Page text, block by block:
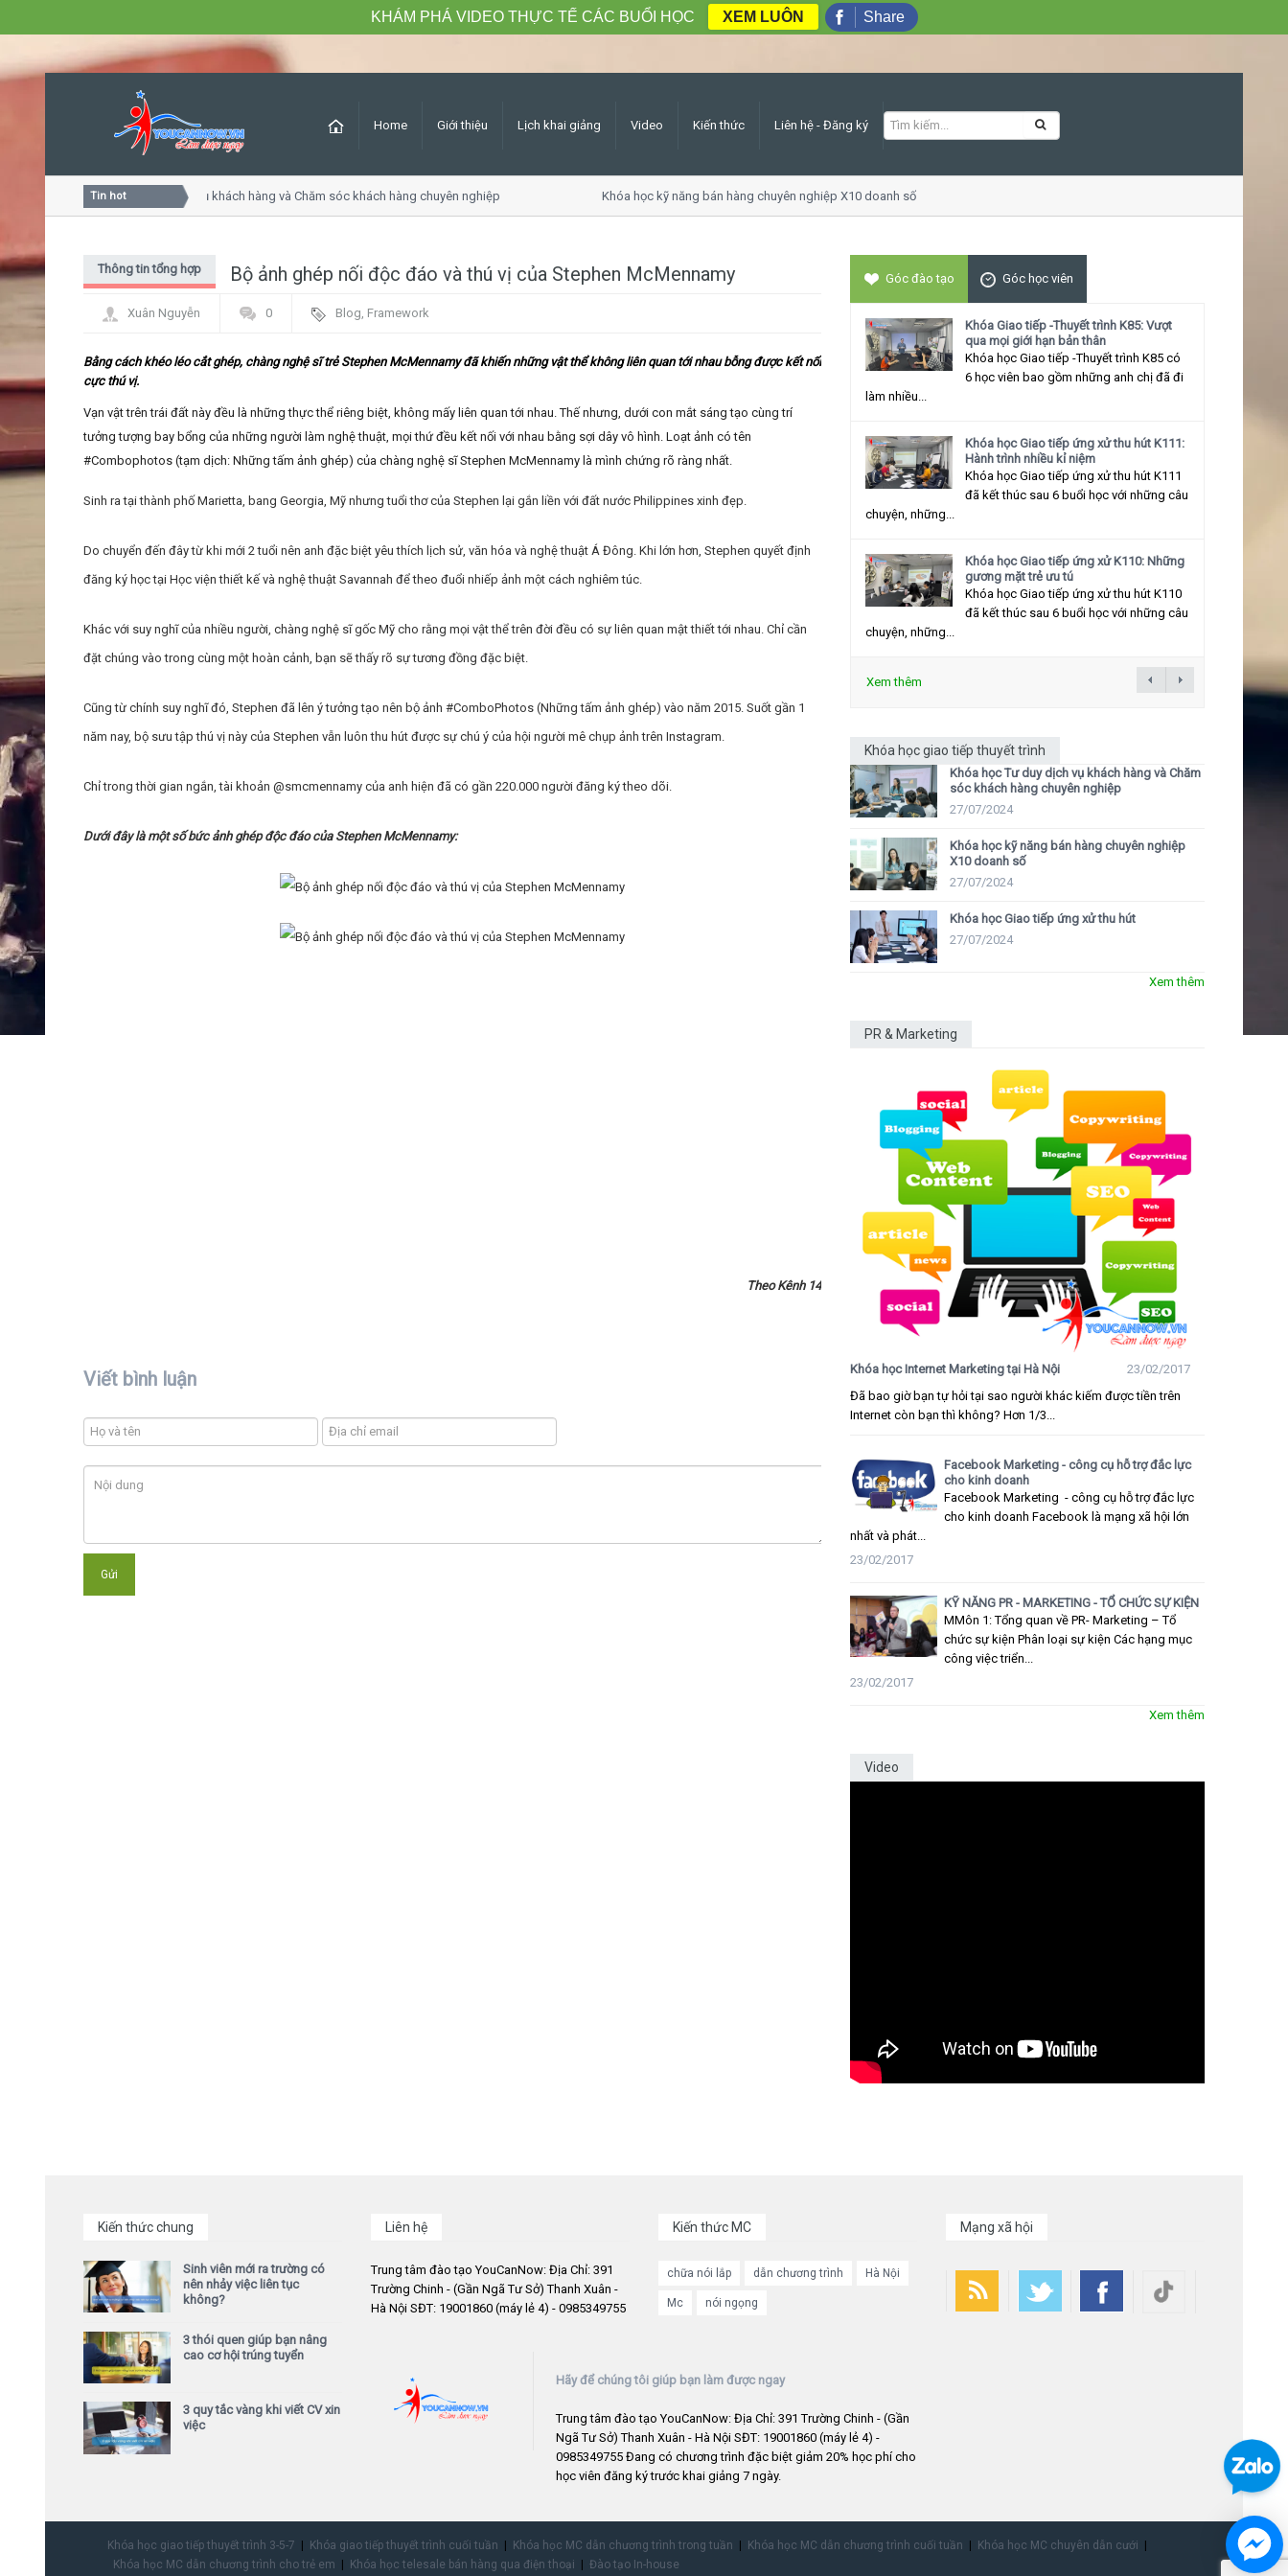
Home Giới thiệu Lịch khai giảng Video Kiến thức Liên hệ - Đăng ký
Tin hot
Khóa học Tư duy dịch vụ khách hàng và Chăm sóc khách hàng chuyên nghiệp Khóa học kỹ năng bán hàng chuyên nghiệp X10 doanh số
Bộ ảnh ghép nối độc đáo và thú vị của Stephen McMennamy
Thông tin tổng hợp
Xuân Nguyễn 0 Blog, Framework
Bằng cách khéo léo cắt ghép, chàng nghệ sĩ trẻ Stephen McMennamy đã khiến những vật thể không liên quan tới nhau bỗng được kết nối
cực thú vị.
Vạn vật trên trái đất này đều là những thực thể riêng biệt, không mấy liên quan tới nhau. Thế nhưng, dưới con mắt sáng tạo cùng trí
tưởng tượng bay bổng của những người làm nghệ thuật, mọi thứ đều kết nối với nhau bằng sợi dây vô hình. Loạt ảnh có tên
#Combophotos (tạm dịch: Những tấm ảnh ghép) của chàng nghệ sĩStephen McMennamy là mình chứng rõ ràng nhất.
Sinh ra tại thành phố Marietta, bang Georgia, Mỹ nhưng tuổi thơ của Stephen lại gắn liền với đất nước Philippines xinh đẹp.
Do chuyển đến đây từ khi mới 2 tuổi nên anh đặc biệt yêu thích lịch sử, văn hóa và nghệ thuật Á Đông. Khi lớn hơn, Stephen quyết định
đăng ký học tại Học viện thiết kế và nghệ thuật Savannah để theo đuổi nhiếp ảnh một cách nghiêm túc.
Khác với suy nghĩ của nhiều người, chàng nghệ sĩ gốc Mỹ cho rằng mọi vật thể trên đời đều có sự liên quan mật thiết tới nhau. Chỉ cần
đặt chúng vào trong cùng một hoàn cảnh, bạn sẽ thấy rõ sự tương đồng đặc biệt.
Cũng từ chính suy nghĩ đó, Stephen đã lên ý tưởng tạo nên bộ ảnh #ComboPhotos (Những tấm ảnh ghép) vào năm 2015. Suốt gần 1
năm nay, bộ sưu tập thú vị này của Stephen vẫn luôn thu hút được sự chú ý của hội người mê chụp ảnh trên Instagram.
Chỉ trong thời gian ngắn, tài khoản @smcmennamy của anh hiện đã có gần 220.000 người đăng ký theo dõi.
Dưới đây là một số bức ảnh ghép độc đáo của Stephen McMennamy:
Theo Kênh 14
Viết bình luận
Góc đào tạo Góc học viên
Khóa Giao tiếp -Thuyết trình K85: Vượt
qua mọi giới hạn bản thân
Khóa học Giao tiếp -Thuyết trình K85 có
6 học viên bao gồm những anh chị đã đi
làm nhiều...
Khóa học Giao tiếp ứng xử thu hút K111:
Hành trình nhiều kỉ niệm
Khóa học Giao tiếp ứng xử thu hút K111
đã kết thúc sau 6 buổi học với những câu
chuyện, những...
Khóa học Giao tiếp ứng xử K110: Những
gương mặt trẻ ưu tú
Khóa học Giao tiếp ứng xử thu hút K110
đã kết thúc sau 6 buổi học với những câu
chuyện, những...
Xem thêm
Khóa học giao tiếp thuyết trình
Khóa học Tư duy dịch vụ khách hàng và Chăm
sóc khách hàng chuyên nghiệp
27/07/2024
Khóa học kỹ năng bán hàng chuyên nghiệp
X10 doanh số
27/07/2024
Khóa học Giao tiếp ứng xử thu hút
27/07/2024
Xem thêm
PR & Marketing
Khóa học Internet Marketing tại Hà Nội
23/02/2017
Đã bao giờ bạn tự hỏi tại sao người khác kiếm được tiền trên
Internet còn bạn thì không? Hơn 1/3...
Facebook Marketing - công cụ hỗ trợ đắc lực
cho kinh doanh
Facebook Marketing - công cụ hỗ trợ đắc lực
cho kinh doanh Facebook là mạng xã hội lớn
nhất và phát...
23/02/2017
KỸ NĂNG PR - MARKETING - TỔ CHỨC SỰ KIỆN
MMôn 1: Tổng quan về PR- Marketing – Tổ
chức sự kiện Phân loại sự kiện Các hạng mục
công việc triển...
23/02/2017
Xem thêm
Video
Kiến thức chung
Sinh viên mới ra trường có
nên nhảy việc liên tục
không?
3 thói quen giúp bạn nâng
cao cơ hội trúng tuyển
3 quy tắc vàng khi viết CV xin
việc
Liên hệ
Trung tâm đào tạo YouCanNow: Địa Chỉ: 391
Trường Chinh - (Gần Ngã Tư Sở) Thanh Xuân -
Hà Nội SĐT: 19001860 (máy lẻ 4) - 0985349755
Kiến thức MC
chữa nói lắp dẫn chương trình Hà Nội
Mc nói ngọng
Mạng xã hội
Hãy để chúng tôi giúp bạn làm được ngay
Trung tâm đào tạo YouCanNow: Địa Chỉ: 391 Trường Chinh - (Gần
Ngã Tư Sở) Thanh Xuân - Hà Nội SĐT: 19001860 (máy lẻ 4) -
0985349755 Đang có chương trình đặc biệt giảm 20% học phí cho
học viên đăng ký trước khai giảng 7 ngày.
Khóa học giao tiếp thuyết trình 3-5-7 Khóa giao tiếp thuyết trình cuối tuần Khóa học MC dẫn chương trình trong tuần Khóa học MC dẫn chương trình cuối tuần
Khóa học MC chuyên dẫn cưới
Khóa học MC dẫn chương trình cho trẻ em
Khóa học telesale bán hàng qua điện thoại Đào tạo In-house
KHÁM PHÁ VIDEO THỰC TẾ CÁC BUỔI HỌC XEM LUÔN Share